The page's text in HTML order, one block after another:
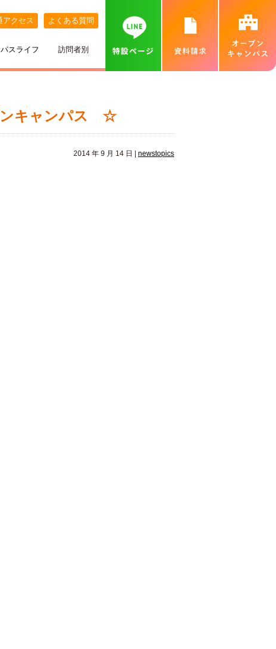
アクセス よくある質問
ひとり暮らし
一般入試
卒業生インタビュー
スライフ
札幌MAP
訪問者別
北海道外から入学をお考えの方へ
ンキャンパス ☆
2014 年 9 月 14 日 | newstopics